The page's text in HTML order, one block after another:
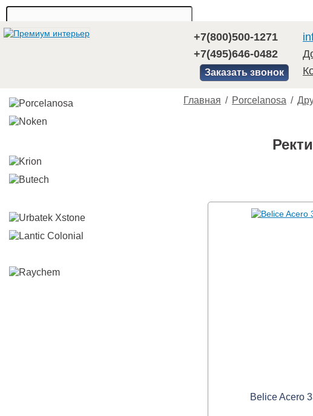
+7(800)500-1271
+7(495)646-0482
Заказать звонок
Главная / Porcelanosa /
Belice Acero